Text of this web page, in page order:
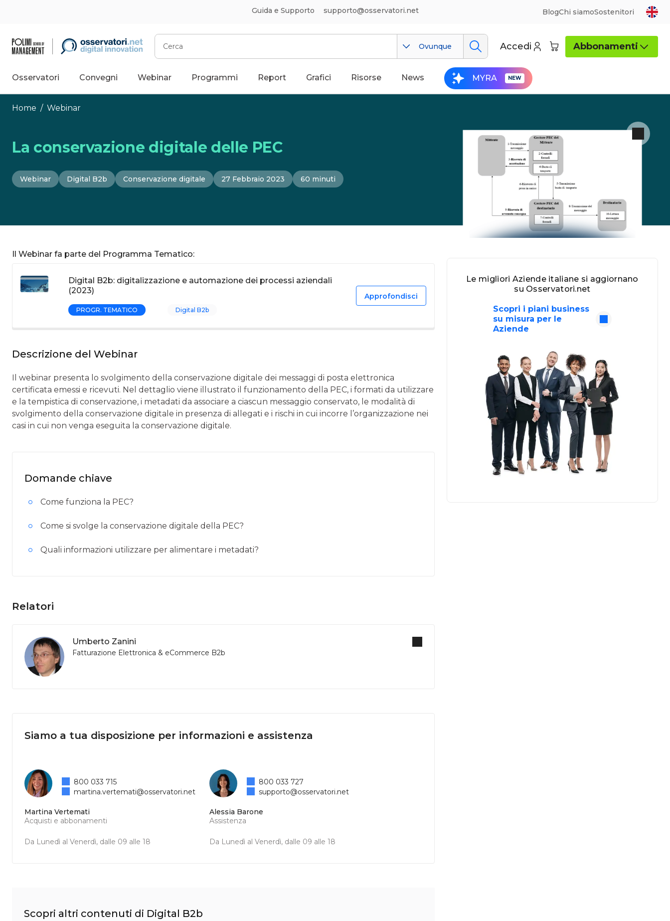
Guida e Supporto supporto@osservatori.net BlogChi siamoSostenitori
Cerca
Ovunque Accedi Abbonamenti
Osservatori Convegni Webinar Programmi Report Grafici Risorse News MYRA
Home / Webinar
La conservazione digitale delle PEC
Webinar Digital B2b Conservazione digitale 27 Febbraio 2023 60 minuti
Il Webinar fa parte del Programma Tematico:
Digital B2b: digitalizzazione e automazione dei processi aziendali
(2023)
PROGR. TEMATICO Digital B2b
Approfondisci
Descrizione del Webinar
Il webinar presenta lo svolgimento della conservazione digitale dei messaggi di posta elettronica
certificata emessi e ricevuti. Nel dettaglio viene illustrato il funzionamento della PEC, i formati da utilizzare
e la tempistica di conservazione, i metadati da associare a ciascun messaggio conservato, le modalità di
svolgimento della conservazione digitale in presenza di allegati e i rischi in cui incorre l’organizzazione nei
casi in cui non venga eseguita la conservazione digitale.
Domande chiave
Come funziona la PEC?
Come si svolge la conservazione digitale della PEC?
Quali informazioni utilizzare per alimentare i metadati?
Relatori
Umberto Zanini
Fatturazione Elettronica & eCommerce B2b
Siamo a tua disposizione per informazioni e assistenza
Martina Vertemati
Acquisti e abbonamenti
Da Lunedì al Venerdì, dalle 09 alle 18
800 033 715
martina.vertemati@osservatori.net
Alessia Barone
Assistenza
Da Lunedì al Venerdì, dalle 09 alle 18
800 033 727
supporto@osservatori.net
Scopri altri contenuti di Digital B2b
Le migliori Aziende italiane si aggiornano
su Osservatori.net
Scopri i piani business
su misura per le
Aziende